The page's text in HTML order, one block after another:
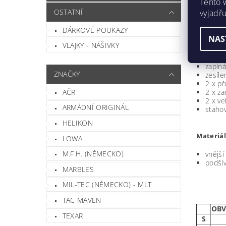
OSTATNÍ
DÁRKOVÉ POUKAZY
VLAJKY - NÁŠIVKY
ZNAČKY
AČR
ARMÁDNÍ ORIGINÁL
HELIKON
LOWA
M.F.H. (NĚMECKO)
MARBLES
MIL-TEC (NĚMECKO) - MLT
TAC MAVEN
TEXAR
2 x
2 x
2 x
vnější
S